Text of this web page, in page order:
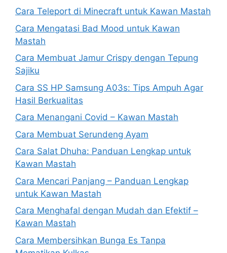
Cara Teleport di Minecraft untuk Kawan Mastah
Cara Mengatasi Bad Mood untuk Kawan
Mastah
Cara Membuat Jamur Crispy dengan Tepung
Sajiku
Cara SS HP Samsung A03s: Tips Ampuh Agar
Hasil Berkualitas
Cara Menangani Covid – Kawan Mastah
Cara Membuat Serundeng Ayam
Cara Salat Dhuha: Panduan Lengkap untuk
Kawan Mastah
Cara Mencari Panjang – Panduan Lengkap
untuk Kawan Mastah
Cara Menghafal dengan Mudah dan Efektif –
Kawan Mastah
Cara Membersihkan Bunga Es Tanpa